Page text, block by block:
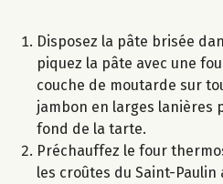
Disposez la pâte brisée
piquez la pâte avec une
couche de moutarde sur
jambon en larges lanières
fond de la tarte.
Préchauffez le four
les croûtes du Saint-Paulin